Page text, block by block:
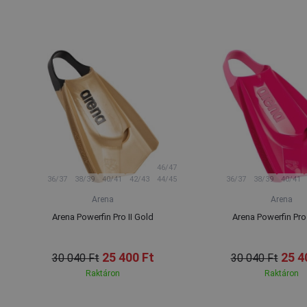
36/37 38/39 40/41 42/43 44/45
46/47
Arena
Arena Powerfin Pro II Gold
30 040 Ft 25 400 Ft
Raktáron
36/37 38/39 40/41
Arena
Arena Powerfin
30 040 Ft 25
Raktáron